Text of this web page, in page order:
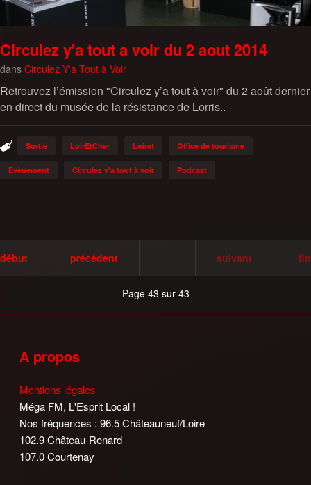
Circulez y'a tout a voir du 2 aout 2014
dans Circulez Y'a Tout à Voir
Retrouvez l’émission "Circulez y’a tout à voir" du 2 août dernier
en direct du musée de la résistance de Lorris..
Sortie LoirEtCher Loiret Office de tourisme
Evènement Circulez y'a tout à voir Podcast
début précédent suivant fin
Page 43 sur 43
A propos
Mentions légales
Méga FM, L'Esprit Local !
Nos fréquences : 96.5 Châteauneuf/Loire
102.9 Château-Renard
107.0 Courtenay